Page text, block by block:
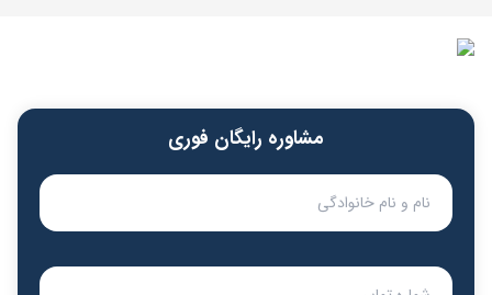
مشاوره رایگان فوری